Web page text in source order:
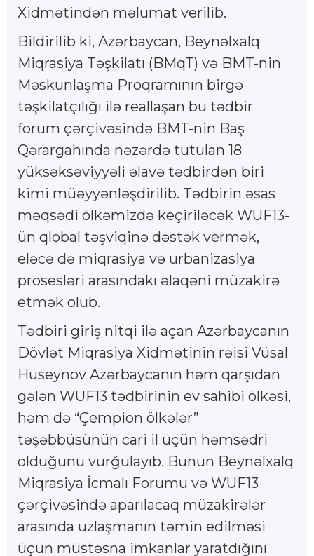
Xidmətindən məlumat verilib.
Bildirilib ki, Azərbaycan, Beynəlxalq
Miqrasiya Təşkilatı (BMqT) və BMT-nin
Məskunlaşma Proqramının birgə
təşkilatçılığı ilə reallaşan bu tədbir
forum çərçivəsində BMT-nin Baş
Qərargahında nəzərdə tutulan 18
yüksəksəviyyəli əlavə tədbirdən biri
kimi müəyyənləşdirilib. Tədbirin əsas
məqsədi ölkəmizdə keçiriləcək WUF13-
ün qlobal təşviqinə dəstək vermək,
eləcə də miqrasiya və urbanizasiya
prosesləri arasındakı əlaqəni müzakirə
etmək olub.
Tədbiri giriş nitqi ilə açan Azərbaycanın
Dövlət Miqrasiya Xidmətinin rəisi Vüsal
Hüseynov Azərbaycanın həm qarşıdan
gələn WUF13 tədbirinin ev sahibi ölkəsi,
həm də “Çempion ölkələr”
təşəbbüsünün cari il üçün həmsədri
olduğunu vurğulayıb. Bunun Beynəlxalq
Miqrasiya İcmalı Forumu və WUF13
çərçivəsində aparılacaq müzakirələr
arasında uzlaşmanın təmin edilməsi
üçün müstəsna imkanlar yaratdığını